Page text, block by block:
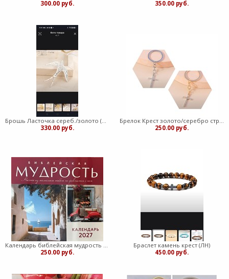
300.00 руб. 350.00 руб.
330.00 руб.
250.00 руб.
250.00 руб.
Браслет камень крест (ЛН)
450.00 руб.